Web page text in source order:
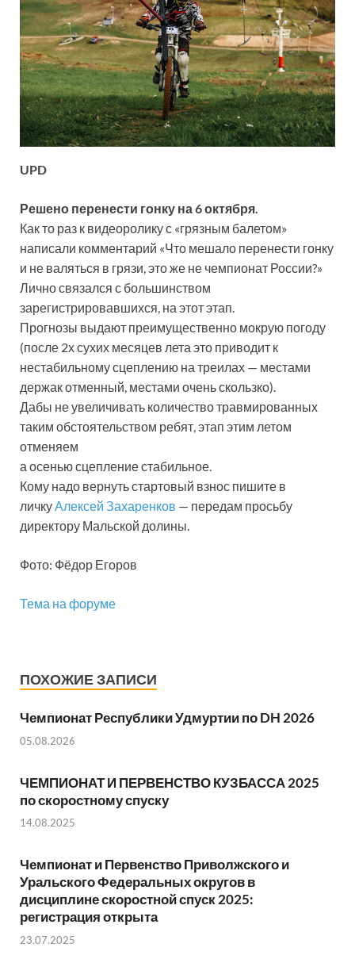
UPD
Решено перенести гонку на 6 октября.
Как то раз к видеоролику с «грязным балетом»
написали комментарий «Что мешало перенести гонку
и не валяться в грязи, это же не чемпионат России?»
Лично связался с большинством
зарегистрировавшихся, на этот этап.
Прогнозы выдают преимущественно мокрую погоду
(после 2х сухих месяцев лета это приводит к
нестабильному сцеплению на треилах — местами
держак отменный, местами очень скользко).
Дабы не увеличивать количество травмированных
таким обстоятельством ребят, этап этим летом
отменяем
а осенью сцепление стабильное.
Кому надо вернуть стартовый взнос пишите в
личкуАлексей Захаренков — передам просьбу
директору Мальской долины.
Фото: Фёдор Егоров
Тема на форуме
ПОХОЖИЕ ЗАПИСИ
Чемпионат Республики Удмуртии по DH 2026
05.08.2026
ЧЕМПИОНАТ И ПЕРВЕНСТВО КУЗБАССА 2025
по скоростному спуску
14.08.2025
Чемпионат и Первенство Приволжского и
Уральского Федеральных округов в
дисциплине скоростной спуск 2025:
регистрация открыта
23.07.2025